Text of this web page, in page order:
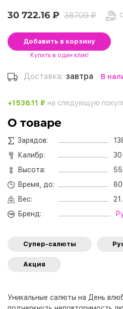
30 722.16 ₽ 38709 ₽
Добавить в корзину
Купить в один клик!
Доставка: завтра В
+1536.11 ₽ на следующую
О товаре
Зарядов:
Калибр:
Высота:
Время, до:
80
Вес:
Бренд:
Супер-салюты
Акция
Уникальные салюты на День